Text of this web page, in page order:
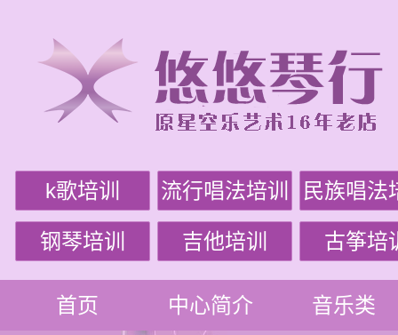
k歌培训 流行唱法培训 民族唱法
钢琴培训 吉他培训 古筝培
首页 中心简介 音乐类